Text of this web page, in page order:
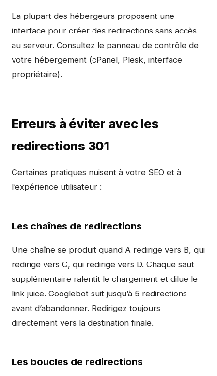
La plupart des hébergeurs proposent une
interface pour créer des redirections sans accès
au serveur. Consultez le panneau de contrôle de
votre hébergement (cPanel, Plesk, interface
propriétaire).
Erreurs à éviter avec les
redirections 301
Certaines pratiques nuisent à votre SEO et à
l’expérience utilisateur :
Les chaînes de redirections
Une chaîne se produit quand A redirige vers B, qui
redirige vers C, qui redirige vers D. Chaque saut
supplémentaire ralentit le chargement et dilue le
link juice. Googlebot suit jusqu’à 5 redirections
avant d’abandonner. Redirigez toujours
directement vers la destination finale.
Les boucles de redirections